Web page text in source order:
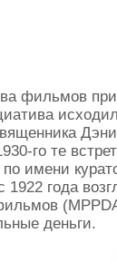
фильмов
го те
имени
года
деньги.